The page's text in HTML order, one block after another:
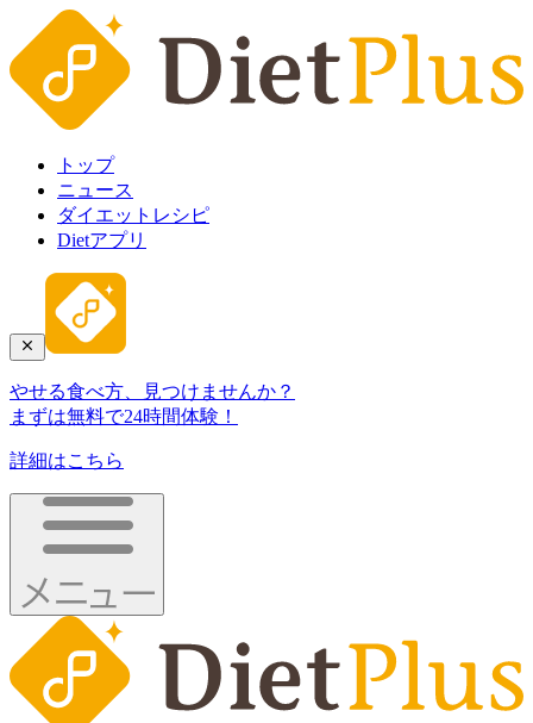
トップ
ニュース
ダイエットレシピ
Dietアプリ
やせる食べ方、見つけませんか？
まずは無料で24時間体験！
詳細はこちら